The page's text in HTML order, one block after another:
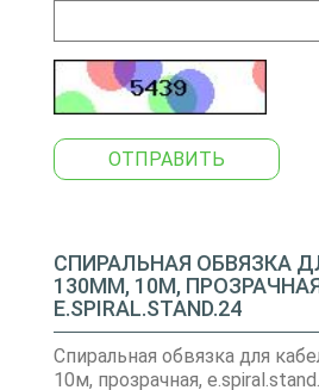
ОТПРАВИТЬ
СПИРАЛЬНАЯ ОБВЯЗКА
130ММ, 10М,
E.SPIRAL.STAND.24
Спиральная обвязка для
10м, прозрачная,